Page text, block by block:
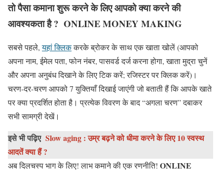
तो पैसा कमाना शुरू करने के लिए आपको क्या करने की
आवश्यकता है ? ONLINE MONEY MAKING
सबसे पहले,यहां क्लिककरके ब्रोकर के साथ एक खाता खोलें (आपको
अपना नाम, ईमेल पता, फोन नंबर, पासवर्ड दर्ज करना होगा, खाता मुद्रा चुनें
और अपना अनुबंध दिखाने के लिए टिक करें; रजिस्टर पर क्लिक करें)।
चरण-दर-चरण आपको 7 युक्तियाँ दिखाई जाएंगी जो बताती हैं कि आपके खाते
पर क्या प्रदर्शित होता है। प्रत्येक विवरण के बाद “अगला चरण” दबाकर
सभी सामग्री देखें।
इसे भी पढ़िए Slow aging : उम्र बढ़ने को धीमा करने के लिए 10 स्वस्थ
आदतें क्या हैं ?
अब दिलचस्प भाग के लिए! लाभ कमाने की एक रणनीति! ONLINE